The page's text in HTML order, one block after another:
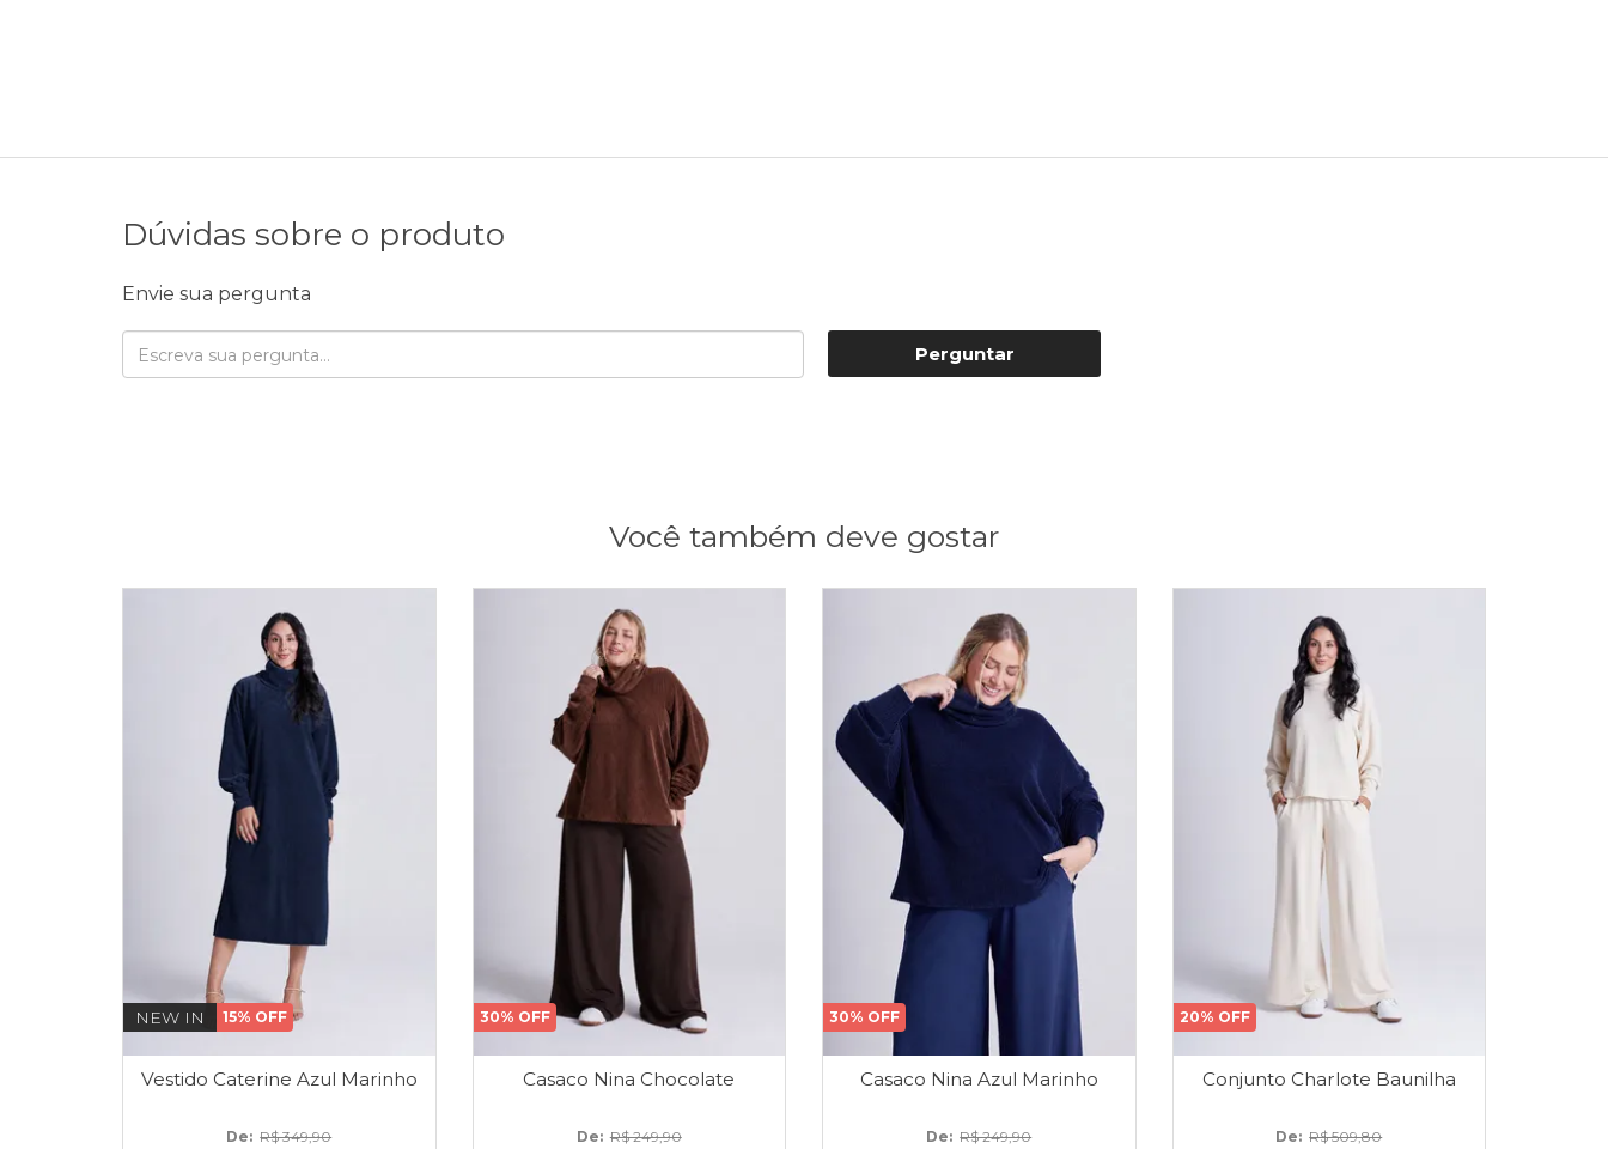
Dúvidas sobre o produto
Envie sua pergunta
Perguntar
Você também deve gostar
NEW IN 15% OFF
Vestido Caterine Azul Marinho
De: R$ 349,90
30% OFF
Casaco Nina Chocolate
De: R$ 249,90
30% OFF
Casaco Nina Azul Marinho
De: R$ 249,90
20% OFF
Conjunto Charlote Baunilha
De: R$ 509,80